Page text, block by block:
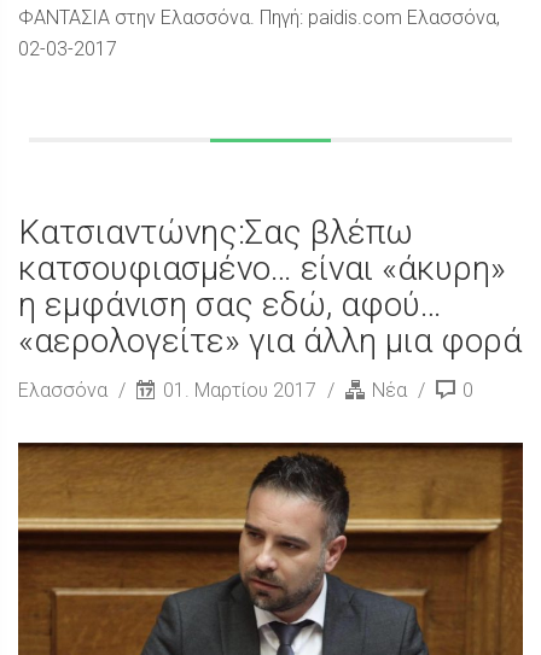
ΦΑΝΤΑΣΙΑ στην Ελασσόνα. Πηγή: paidis.com Ελασσόνα,
02-03-2017
Κατσιαντώνης:Σας βλέπω
κατσουφιασμένο… είναι «άκυρη»
η εμφάνιση σας εδώ, αφού…
«αερολογείτε» για άλλη μια φορά
Ελασσόνα 01. Μαρτίου 2017 Νέα 0